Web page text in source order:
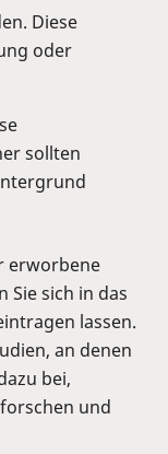
Diese
oder
sollten
erworbene
Sie sich in das
lassen.
an denen
bei,
und